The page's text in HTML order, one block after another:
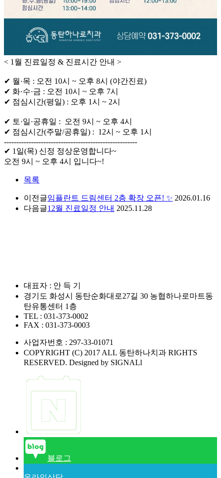
< 1월 진료일정 & 진료시간 안내 >
✔ 월·목 : 오전 10시 ~ 오후 8시 (야간진료)
✔ 화·수·금 : 오전 10시 ~ 오후 7시
✔ 점심시간(평일) : 오후 1시 ~ 2시
✔ 토·일·공휴일 : 오전 9시 ~ 오후 4시
✔ 점심시간(주말/공휴일) : 12시 ~ 오후 1시
------------------------------------------------------
✔ 1일(목) 신정 정상운영합니다~
오전 9시 ~ 오후 4시 입니다~!
목록
이전글임플란트 드림센터 2층 확장 오픈! ✨ 2026.01.16
다음글12월 진료일정 안내 2025.11.28
대표자 : 안 득 기
경기도 화성시 동탄순화대로27길 30 농협하나로마트동
탄유통센터 1층
TEL : 031-373-0002
FAX : 031-373-0003
사업자번호 : 297-33-01071
COPYRIGHT (C) 2017 ALL 동탄하나치과 RIGHTS
RESERVED. Designed by SIGNALl
블로그